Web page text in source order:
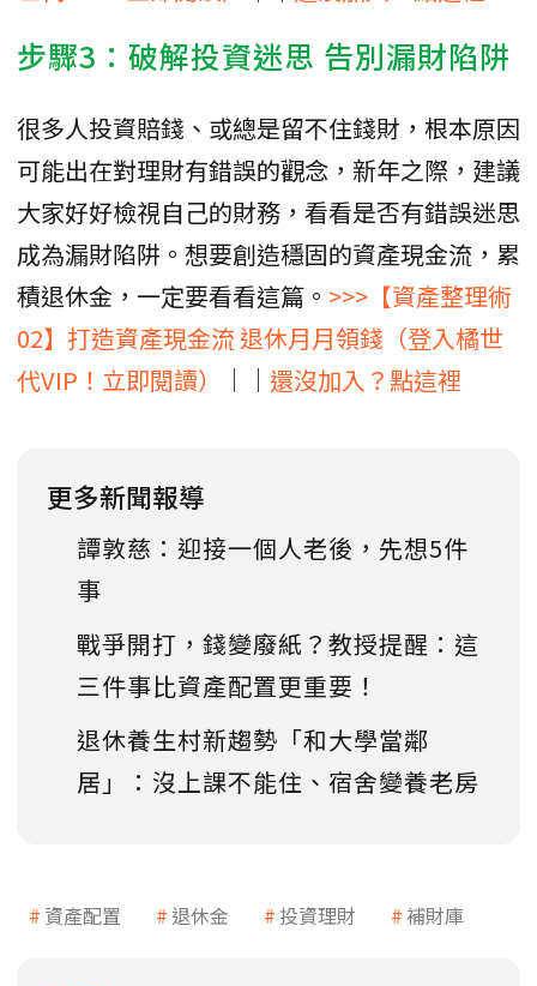
步驟3：破解投資迷思 告別漏財陷阱
很多人投資賠錢、或總是留不住錢財，根本原因
可能出在對理財有錯誤的觀念，新年之際，建議
大家好好檢視自己的財務，看看是否有錯誤迷思
成為漏財陷阱。想要創造穩固的資產現金流，累
積退休金，一定要看看這篇。 >>>【資產整理術
02】打造資產現金流 退休月月領錢（登入橘世
代VIP！立即閱讀）
││ 還沒加入？點這裡
更多新聞報導
譚敦慈：迎接一個人老後，先想5件
事
戰爭開打，錢變廢紙？教授提醒：這
三件事比資產配置更重要！
退休養生村新趨勢「和大學當鄰
居」：沒上課不能住、宿舍變養老房
資產配置 退休金 投資理財 補財庫